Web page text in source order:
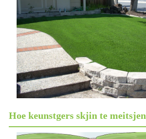
Hoe keunstgers skjin te meitsjen